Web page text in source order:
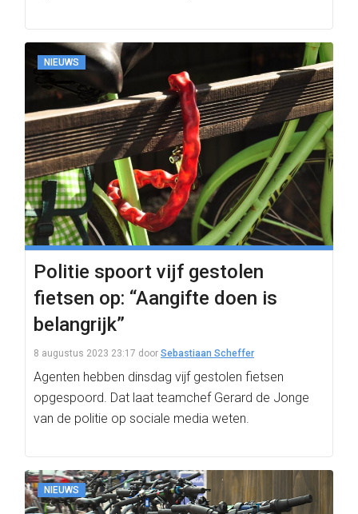
NIEUWS
Politie spoort vijf gestolen
fietsen op: “Aangifte doen is
belangrijk”
8 augustus 2023 23:17 door Sebastiaan Scheffer
Agenten hebben dinsdag vijf gestolen fietsen
opgespoord. Dat laat teamchef Gerard de Jonge
van de politie op sociale media weten.
NIEUWS